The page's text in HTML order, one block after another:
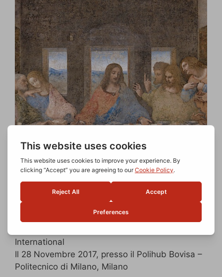
Organizzato da Advice Pharma Group in
International
Il 28 Novembre 2017, presso il Polihub Bovisa –
Politecnico di Milano, Milano